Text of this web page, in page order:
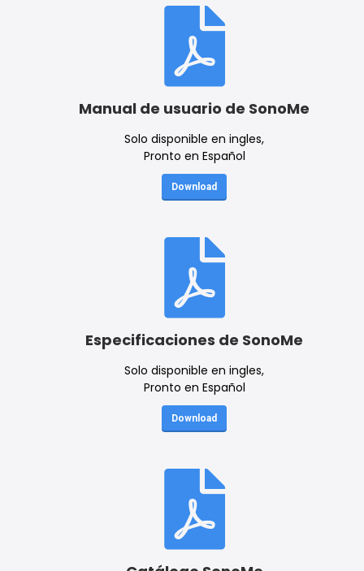
Manual de usuario de SonoMe
Solo disponible en ingles,
Pronto en Español
Download
Especificaciones de SonoMe
Solo disponible en ingles,
Pronto en Español
Download